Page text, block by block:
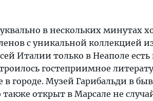
в нескольких минутах
с уникальной коллекцией
Италии только в Неаполе есть
гостеприимное
в городе. Музей Гарибальди в
открыт в Марсале не